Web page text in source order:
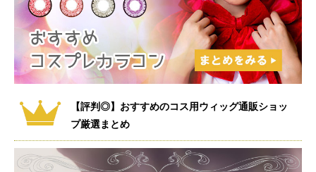
【評判◎】おすすめのコス用ウィッグ通販ショッ
プ厳選まとめ